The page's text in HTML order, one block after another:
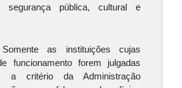
segurança pública, cultural e
as instituições cujas
funcionamento forem julgadas
a critério da Administração